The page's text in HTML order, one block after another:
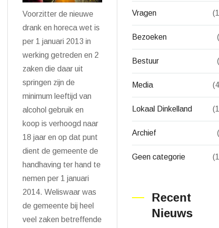
Voorzitter de nieuwe
drank en horeca wet is
per 1 januari 2013 in
werking getreden en 2
zaken die daar uit
springen zijn de
minimum leeftijd van
alcohol gebruik en
koop is verhoogd naar
18 jaar en op dat punt
dient de gemeente de
handhaving ter hand te
nemen per 1 januari
2014. Weliswaar was
de gemeente bij heel
veel zaken betreffende
Vragen
Bezoeken
Bestuur
Media
Lokaal Dinkelland
Archief
Geen categorie
Recent
Nieuws